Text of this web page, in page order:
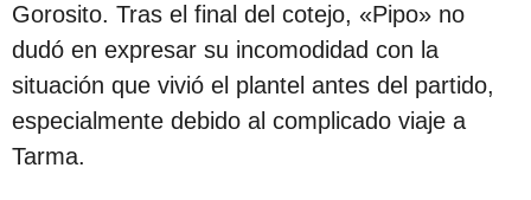
Gorosito. Tras el final del cotejo, «Pipo» no
dudó en expresar su incomodidad con la
situación que vivió el plantel antes del partido,
especialmente debido al complicado viaje a
Tarma.